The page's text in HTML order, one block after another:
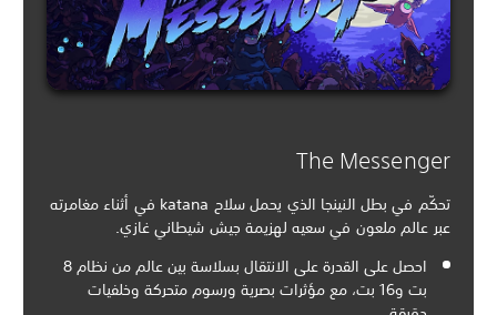
The Messenger
تحكّم في بطل النينجا الذي يحمل سلاح katana في أثناء مغامرته
عبر عالم ملعون في سعيه لهزيمة جيش شيطاني غازي.
احصل على القدرة على الانتقال بسلاسة بين عالم من نظام 8
بت و16 بت، مع مؤثرات بصرية ورسوم متحركة وخلفيات